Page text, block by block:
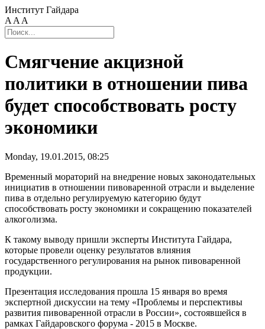
Институт Гайдара
A A A
Смягчение акцизной
политики в отношении пива
будет способствовать росту
экономики
Monday, 19.01.2015, 08:25
Временный мораторий на внедрение новых законодательных
инициатив в отношении пивоваренной отрасли и выделение
пива в отдельно регулируемую категорию будут
способствовать росту экономики и сокращению показателей
алкоголизма.
К такому выводу пришли эксперты Института Гайдара,
которые провели оценку результатов влияния
государственного регулирования на рынок пивоваренной
продукции.
Презентация исследования прошла 15 января во время
экспертной дискуссии на тему «Проблемы и перспективы
развития пивоваренной отрасли в России», состоявшейся в
рамках Гайдаровского форума - 2015 в Москве.